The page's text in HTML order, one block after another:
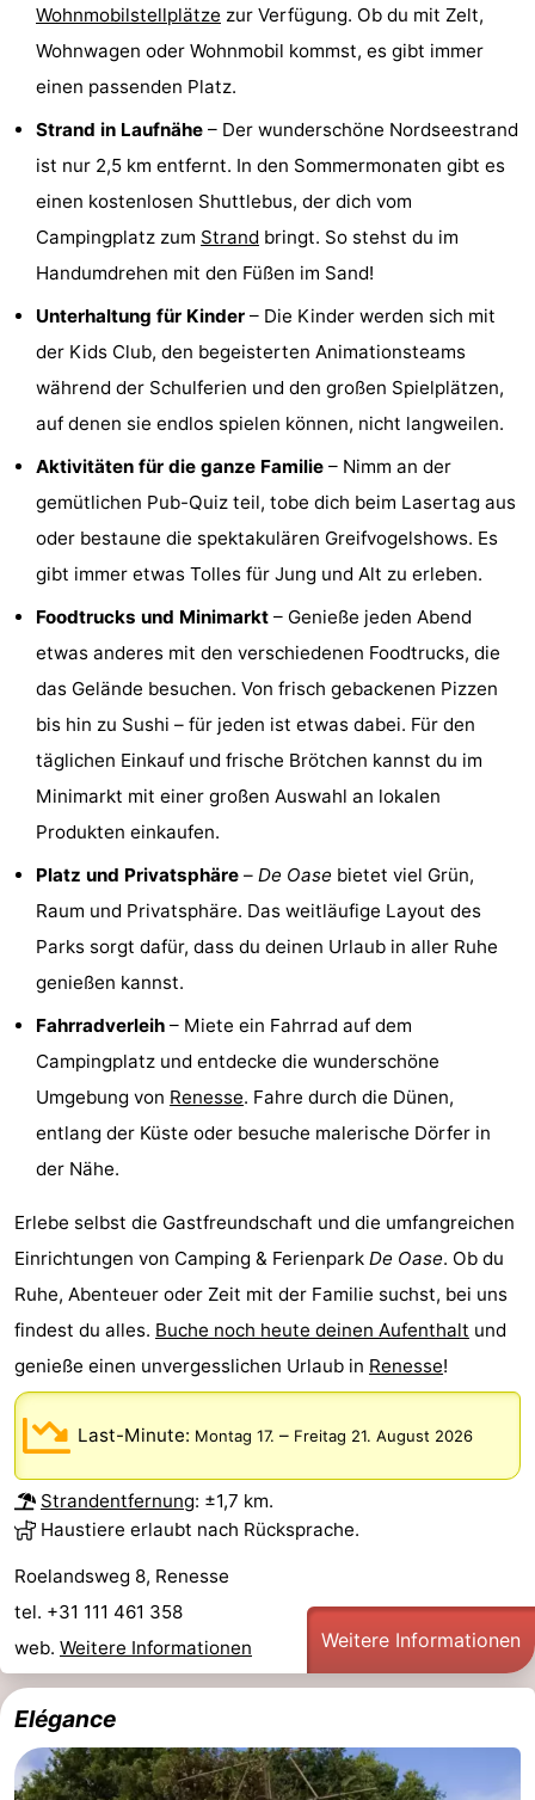
Village
Zeeuwse
’t
Hof
van
Haamstede
Hotels
Zimmer
(mit
Frühstück)
Lastminutes
Strand
Denkmäler
Kirchen
Mühlen
Aussichtspunkte
Attraktionen
Rundfahrten
Spielplätze
Indoor-
-
Minigolfplätze
Wellness-
Zentren
Dörfer
Städte
Natur
Führungen
-
Schwimmbader
-
Radfahren
-
Wandern
-
Golfplatze
-
Surfen
-
Sportangeln
-
Tauchen
Seehunden
Essen
und
Veranstaltungen
Wohnmobilstellplätze zur Verfügung. Ob du mit Zelt,
Wohnwagen oder Wohnmobil kommst, es gibt immer
einen passenden Platz.
Strand in Laufnähe – Der wunderschöne Nordseestrand
ist nur 2,5 km entfernt. In den Sommermonaten gibt es
einen kostenlosen Shuttlebus, der dich vom
Campingplatz zum Strand bringt. So stehst du im
Handumdrehen mit den Füßen im Sand!
Unterhaltung für Kinder – Die Kinder werden sich mit
der Kids Club, den begeisterten Animationsteams
während der Schulferien und den großen Spielplätzen,
auf denen sie endlos spielen können, nicht langweilen.
Aktivitäten für die ganze Familie – Nimm an der
gemütlichen Pub-Quiz teil, tobe dich beim Lasertag aus
oder bestaune die spektakulären Greifvogelshows. Es
gibt immer etwas Tolles für Jung und Alt zu erleben.
Foodtrucks und Minimarkt – Genieße jeden Abend
etwas anderes mit den verschiedenen Foodtrucks, die
das Gelände besuchen. Von frisch gebackenen Pizzen
bis hin zu Sushi – für jeden ist etwas dabei. Für den
täglichen Einkauf und frische Brötchen kannst du im
Minimarkt mit einer großen Auswahl an lokalen
Produkten einkaufen.
Platz und Privatsphäre – De Oase bietet viel Grün,
Raum und Privatsphäre. Das weitläufige Layout des
Parks sorgt dafür, dass du deinen Urlaub in aller Ruhe
genießen kannst.
Fahrradverleih – Miete ein Fahrrad auf dem
Campingplatz und entdecke die wunderschöne
Umgebung von Renesse. Fahre durch die Dünen,
entlang der Küste oder besuche malerische Dörfer in
der Nähe.
Erlebe selbst die Gastfreundschaft und die umfangreichen
Einrichtungen von Camping & Ferienpark De Oase. Ob du
Ruhe, Abenteuer oder Zeit mit der Familie suchst, bei uns
findest du alles. Buche noch heute deinen Aufenthalt und
genieße einen unvergesslichen Urlaub in Renesse!
Last-Minute: Montag 17. – Freitag 21. August 2026
Strandentfernung: ±1,7 km.
Haustiere erlaubt nach Rücksprache.
Roelandsweg 8, Renesse
tel. +31 111 461 358
web. Weitere Informationen Weitere Informationen
Elégance